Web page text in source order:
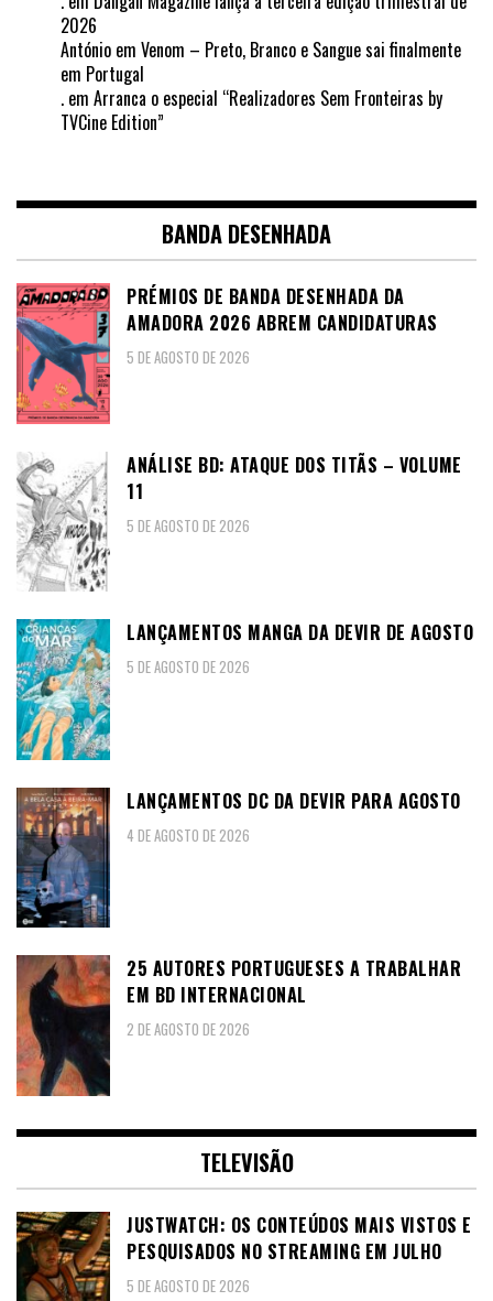
2026
António em Venom – Preto, Branco e Sangue sai finalmente
em Portugal
. em Arranca o especial “Realizadores Sem Fronteiras by
TVCine Edition”
BANDA DESENHADA
PRÉMIOS DE BANDA DESENHADA DA
AMADORA 2026 ABREM CANDIDATURAS
5 DE AGOSTO DE 2026
ANÁLISE BD: ATAQUE DOS TITÃS – VOLUME
11
5 DE AGOSTO DE 2026
LANÇAMENTOS MANGA DA DEVIR DE AGOSTO
5 DE AGOSTO DE 2026
LANÇAMENTOS DC DA DEVIR PARA AGOSTO
4 DE AGOSTO DE 2026
25 AUTORES PORTUGUESES A TRABALHAR
EM BD INTERNACIONAL
2 DE AGOSTO DE 2026
TELEVISÃO
JUSTWATCH: OS CONTEÚDOS MAIS VISTOS E
PESQUISADOS NO STREAMING EM JULHO
5 DE AGOSTO DE 2026